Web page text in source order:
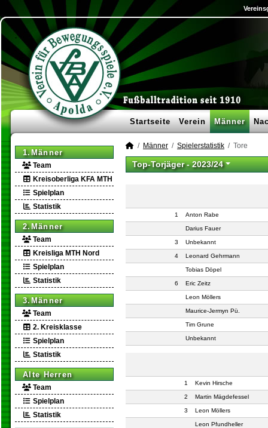
Startseite Verein Männer
1.Männer
Team
Kreisoberliga KFA MTH
Spielplan
Statistik
2.Männer
Team
Kreisliga MTH Nord
Spielplan
Statistik
3.Männer
Team
2. Kreisklasse
Spielplan
Statistik
Alte Herren
Team
Spielplan
Statistik
Männer Spielerstatistik Tore
Top-Torjäger -2023/24
1 Anton Rabe
Darius Fauer
3 Unbekannt
4 Leonard Gehrmann
Tobias Döpel
6 Eric Zeitz
Leon Möllers
Maurice-Jermyn Pü.
Tim Grune
Unbekannt
1 Kevin Hirsche
2 Martin Mägdefessel
3 Leon Möllers
Leon Pfundheller